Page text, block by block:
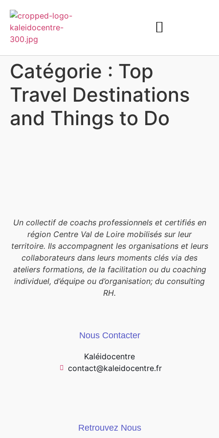
Catégorie : Top
Travel Destinations
and Things to Do
Un collectif de coachs professionnels et certifiés en
région Centre Val de Loire mobilisés sur leur
territoire. Ils accompagnent les organisations et leurs
collaborateurs dans leurs moments clés via des
ateliers formations, de la facilitation ou du coaching
individuel, d’équipe ou d’organisation; du consulting
RH.
Nous Contacter
Kaléidocentre
contact@kaleidocentre.fr
Retrouvez Nous